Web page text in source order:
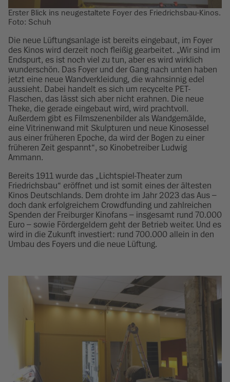
Erster Blick ins neugestaltete Foyer des Friedrichsbau-Kinos.
Foto: Schuh
Die neue Lüftungsanlage ist bereits eingebaut, im Foyer
des Kinos wird derzeit noch fleißig gearbeitet. „Wir sind im
Endspurt, es ist noch viel zu tun, aber es wird wirklich
wunderschön. Das Foyer und der Gang nach unten haben
jetzt eine neue Wandverkleidung, die wahnsinnig edel
aussieht. Dabei handelt es sich um recycelte PET-
Flaschen, das lässt sich aber nicht erahnen. Die neue
Theke, die gerade eingebaut wird, wird prachtvoll.
Außerdem gibt es Filmszenenbilder als Wandgemälde,
eine Vitrinenwand mit Skulpturen und neue Kinosessel
aus einer früheren Epoche, da wird der Bogen zu einer
früheren Zeit gespannt“, so Kinobetreiber Ludwig
Ammann.
Bereits 1911 wurde das „Lichtspiel-Theater zum
Friedrichsbau“ eröffnet und ist somit eines der ältesten
Kinos Deutschlands. Dem drohte im Jahr 2023 das Aus –
doch dank erfolgreichem Crowdfunding und zahlreichen
Spenden der Freiburger Kinofans – insgesamt rund 70.000
Euro – sowie Fördergeldern geht der Betrieb weiter. Und es
wird in die Zukunft investiert: rund 700.000 allein in den
Umbau des Foyers und die neue Lüftung.